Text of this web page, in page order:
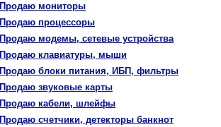
Продаю мониторы
Продаю процессоры
Продаю модемы, сетевые устройства
Продаю клавиатуры, мыши
Продаю блоки питания, ИБП, фильтры
Продаю звуковые карты
Продаю кабели, шлейфы
Продаю счетчики, детекторы банкнот